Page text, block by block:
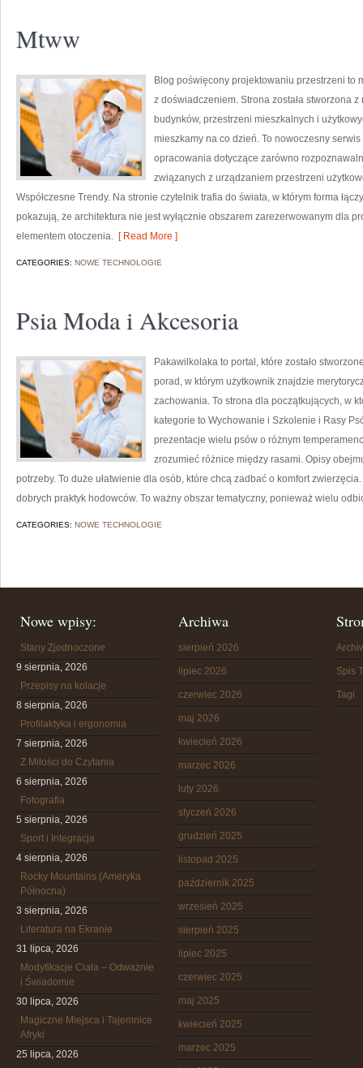
Mtww
Blog poświęcony projektowaniu przestrzeni to
z doświadczeniem. Strona została stworzona
budynków, przestrzeni mieszkalnych i
mieszkamy na co dzień. To nowoczesny
opracowania dotyczące zarówno
związanych z urządzaniem przestrzeni
Współczesne Trendy. Na stronie czytelnik trafia do świata, w którym forma
pokazują, że architektura nie jest wyłącznie obszarem zarezerwowanym dla
elementem otoczenia. [ Read More ]
CATEGORIES: NOWE TECHNOLOGIE
Psia Moda i Akcesoria
Pakawilkolaka to portal, które zostało
porad, w którym użytkownik znajdzie
zachowania. To strona dla początkujących, w
kategorie to Wychowanie i Szkolenie i Rasy
prezentacje wielu psów o różnym
zrozumieć różnice między rasami. Opisy
potrzeby. To duże ułatwienie dla osób, które chcą zadbać o komfort
dobrych praktyk hodowców. To ważny obszar tematyczny, ponieważ wielu
CATEGORIES: NOWE TECHNOLOGIE
Nowe wpisy:
Stany Zjednoczone
9 sierpnia, 2026
Przepisy na kolacje
8 sierpnia, 2026
Profilaktyka i ergonomia
7 sierpnia, 2026
Z Miłości do Czytania
6 sierpnia, 2026
Fotografia
5 sierpnia, 2026
Sport i Integracja
4 sierpnia, 2026
Rocky Mountains (Ameryka
Północna)
3 sierpnia, 2026
Literatura na Ekranie
31 lipca, 2026
Modyfikacje Ciała – Odważnie
i Świadomie
30 lipca, 2026
Magiczne Miejsca i Tajemnice
Afryki
25 lipca, 2026
Archiwa
sierpień 2026
lipiec 2026
czerwiec 2026
maj 2026
kwiecień 2026
marzec 2026
luty 2026
styczeń 2026
grudzień 2025
listopad 2025
październik 2025
wrzesień 2025
sierpień 2025
lipiec 2025
czerwiec 2025
maj 2025
kwiecień 2025
marzec 2025
Spis
Tagi